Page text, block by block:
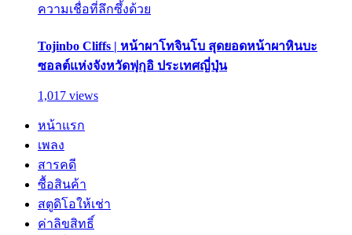
ความเชื่อที่ลึกซึ้งด้วย
Tojinbo Cliffs | หน้าผาโทจินโบ สุดยอดหน้าผาหินบะ
ซอลต์แห่งจังหวัดฟุกุอิ ประเทศญี่ปุ่น
1,017 views
หน้าแรก
เพลง
สารคดี
ซื้อสินค้า
สตูดิโอให้เช่า
ค่าลิขสิทธิ์